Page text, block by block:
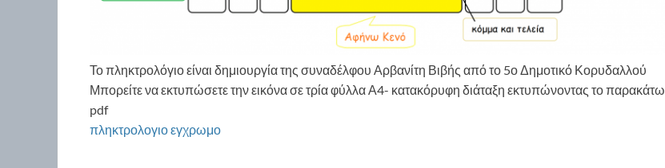
Το πληκτρολόγιο είναι δημιουργία της συναδέλφου Αρβανίτη Βιβής από το 5ο Δημοτικό Κορυδαλλού
Μπορείτε να εκτυπώσετε την εικόνα σε τρία φύλλα Α4- κατακόρυφη διάταξη εκτυπώνοντας το παρακάτω
pdf
πληκτρολογιο εγχρωμο